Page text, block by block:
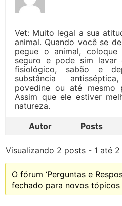
Vet: Muito legal a sua
animal. Quando você se
pegue o animal,
seguro e pode sim
fisiológico, sabão e
substância
povedine ou até mesmo
Assim que ele estiver
natureza.
Autor
Posts
Visualizando 2 posts - 1 até
O fórum ‘Perguntas e
fechado para novos tópicos